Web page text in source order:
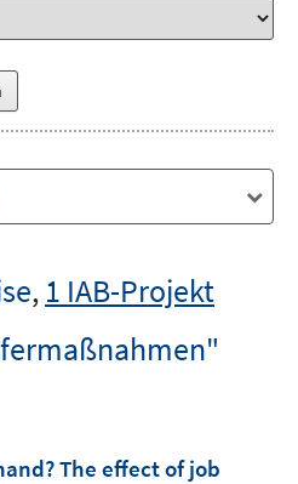
, 1 IAB-Projekt
The effect of job